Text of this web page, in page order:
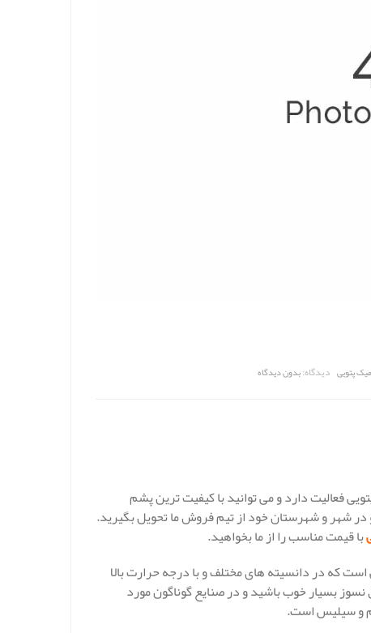
پتویی دیدگاه:بدون دیدگاه
فعالیت دارد و می توانید با کیفیت ترین پشم
در شهر و شهرستان خود از تیم فروش ما تحویل بگیرید.
با قیمت مناسب را از ما بخواهید.
که در دانسیته های مختلف و با درجه حرارت بالا
بسیار خوب باشید و در صنایع گوناگون مورد
و سیلیس است.